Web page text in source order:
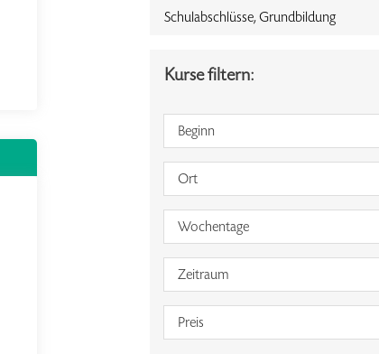
Schulabschlüsse, Grundbildung
Kurse filtern:
Beginn
Ort
Wochentage
Zeitraum
Preis